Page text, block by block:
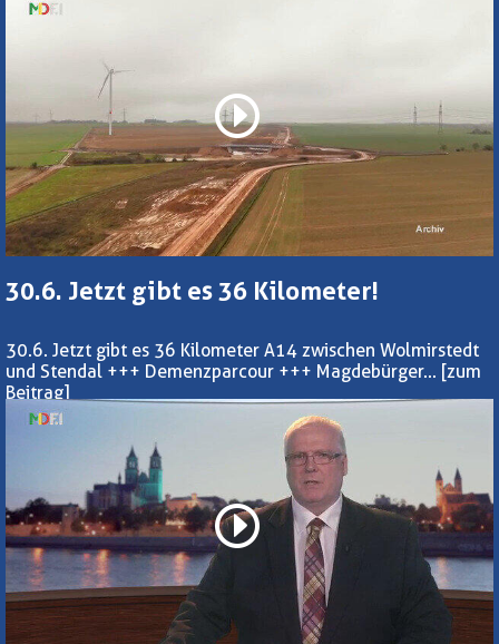
30.6. Jetzt gibt es 36 Kilometer!
30.6. Jetzt gibt es 36 Kilometer A14 zwischen Wolmirstedt
und Stendal +++ Demenzparcour +++ Magdebürger... [zum
Beitrag]